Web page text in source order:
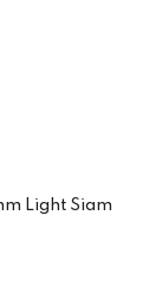
Light Siam